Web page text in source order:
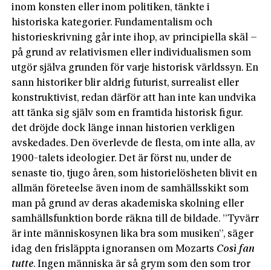
inom konsten eller inom politiken, tänkte i
historiska kategorier. Fundamentalism och
historieskrivning går inte ihop, av principiella skäl –
på grund av relativismen eller individualismen som
utgör själva grunden för varje historisk världssyn. En
sann historiker blir aldrig futurist, surrealist eller
konstruktivist, redan därför att han inte kan undvika
att tänka sig själv som en framtida historisk figur.
det dröjde dock länge innan historien verkligen
avskedades. Den överlevde de flesta, om inte alla, av
1900-talets ideologier. Det är först nu, under de
senaste tio, tjugo åren, som historielösheten blivit en
allmän företeelse även inom de samhällsskikt som
man på grund av deras akademiska skolning eller
samhällsfunktion borde räkna till de bildade. ”Tyvärr
är inte människosynen lika bra som musiken”, säger
idag den frisläppta ignoransen om Mozarts Così fan
tutte. Ingen människa är så grym som den som tror